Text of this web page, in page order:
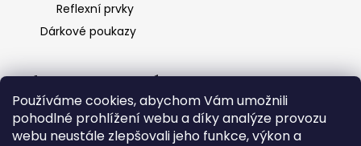
Používáme cookies, abychom Vám umožnili
pohodlné prohlížení webu a díky analýze provozu
webu neustále zlepšovali jeho funkce, výkon a
Reflexní prvky
Dárkové poukazy
Informace pro vás
O nás
Ochrana osobních údajů